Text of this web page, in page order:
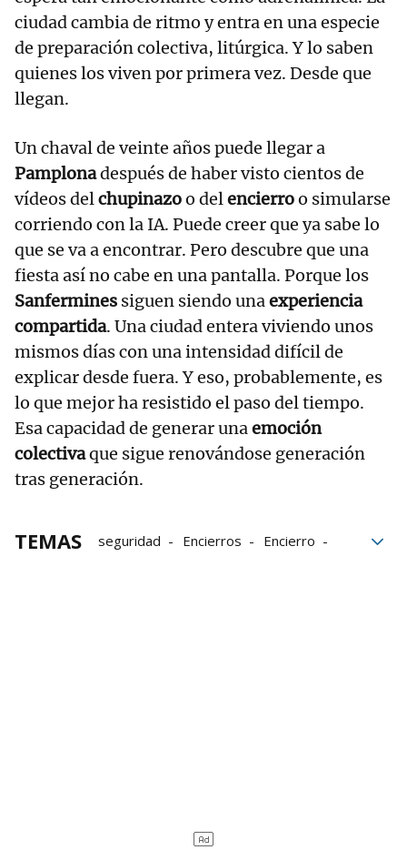
ciudad cambia de ritmo y entra en una especie
de preparación colectiva, litúrgica. Y lo saben
quienes los viven por primera vez. Desde que
llegan.
Un chaval de veinte años puede llegar a
Pamplonadespués de haber visto cientos de
vídeos delchupinazoo delencierroo simularse
corriendo con la IA. Puede creer que ya sabe lo
que se va a encontrar. Pero descubre que una
fiesta así no cabe en una pantalla. Porque los
Sanfermines siguen siendo unaexperiencia
compartida. Una ciudad entera viviendo unos
mismos días con una intensidad difícil de
explicar desde fuera. Y eso, probablemente, es
lo que mejor ha resistido el paso del tiempo.
Esa capacidad de generar unaemoción
colectivaque sigue renovándose generación
tras generación.
TEMAS seguridad Encierros
Encierro